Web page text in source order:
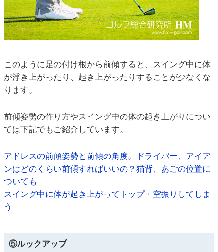
このように足の付け根から前傾すると、スイング中に体
が浮き上がったり、起き上がったりすることが少なくな
ります。
前傾姿勢の作り方やスイング中の体の起き上がりについ
ては下記でもご紹介しています。
アドレスの前傾姿勢と前傾の角度。ドライバー、アイア
ンはどのくらい前傾すればいいの？猫背、あごの位置に
ついても
スイング中に体が起き上がってトップ・空振りしてしま
う
⑤ルックアップ